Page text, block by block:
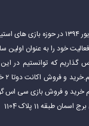
و عمیق است.
تیمی، استراتژی و
سایت استیم فروشی در شهریور ۱۳۹۴
خرید و فروش اکانت دوتا ۲ فعالیت خود را به
گذاریم که توانستیم در
طبقه 11 پلاک 1104